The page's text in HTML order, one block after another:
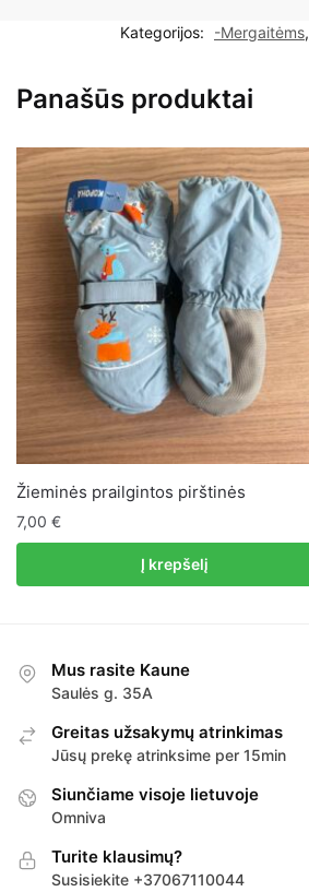
Kategorijos: -Mergaitėms,
Panašūs produktai
Žieminės prailgintos pirštinės
7,00 €
Į krepšelį
Mus rasite Kaune
Saulės g. 35A
Greitas užsakymų atrinkimas
Jūsų prekę atrinksime per 15min
Siunčiame visoje lietuvoje
Omniva
Turite klausimų?
Susisiekite +37067110044